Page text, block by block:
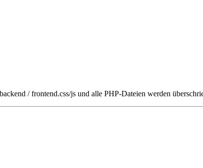
/ frontend.css/js und alle PHP-Dateien werden